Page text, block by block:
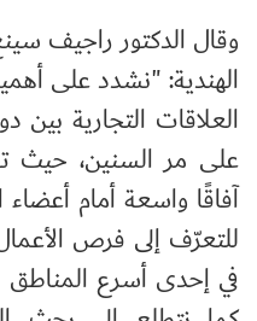
وقال الدكتور راجيف
الهندية: "نشدد على
العلاقات التجارية بين
على مر السنين، حيث
آفاقًا واسعة أمام أعضاء
للتعرّف إلى فرص
في إحدى أسرع المناطق